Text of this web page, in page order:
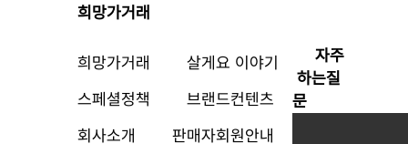
희망가거래
희망가거래
살게요 이야기
스페셜정책
브랜드컨텐츠
회사소개
판매자회원안내
자주
하는질
문